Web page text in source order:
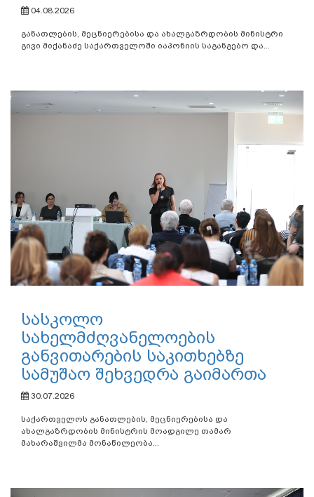
04.08.2026
განათლების, მეცნიერებისა და ახალგაზრდობის მინისტრი
გივი მიქანაძე საქართველოში იაპონიის საგანგებო და...
სასკოლო
სახელმძღვანელოების
განვითარების საკითხებზე
სამუშაო შეხვედრა გაიმართა
30.07.2026
საქართველოს განათლების, მეცნიერებისა და
ახალგაზრდობის მინისტრის მოადგილე თამარ
მახარაშვილმა მონაწილეობა...